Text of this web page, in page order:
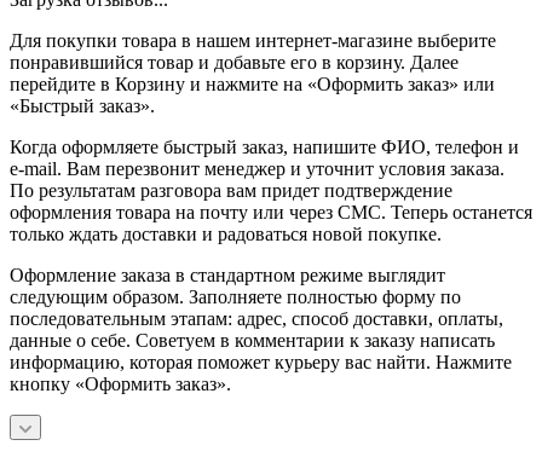
Для покупки товара в нашем интернет-магазине выберите
понравившийся товар и добавьте его в корзину. Далее
перейдите в Корзину и нажмите на «Оформить заказ» или
«Быстрый заказ».
Когда оформляете быстрый заказ, напишите ФИО, телефон и
e-mail. Вам перезвонит менеджер и уточнит условия заказа.
По результатам разговора вам придет подтверждение
оформления товара на почту или через СМС. Теперь останется
только ждать доставки и радоваться новой покупке.
Оформление заказа в стандартном режиме выглядит
следующим образом. Заполняете полностью форму по
последовательным этапам: адрес, способ доставки, оплаты,
данные о себе. Советуем в комментарии к заказу написать
информацию, которая поможет курьеру вас найти. Нажмите
кнопку «Оформить заказ».